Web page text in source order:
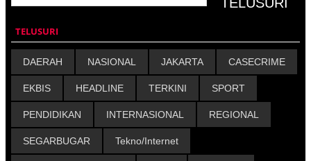
TELUSURI
DAERAH NASIONAL JAKARTA CASECRIME
EKBIS HEADLINE TERKINI SPORT
PENDIDIKAN INTERNASIONAL REGIONAL
SEGARBUGAR Tekno/Internet